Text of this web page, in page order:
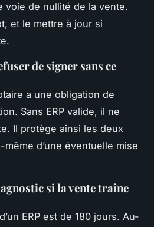
voie de nullité de la vente.
et le mettre à jour si
de signer sans ce
a une obligation de
Sans ERP valide, il ne
Il protège ainsi les deux
d’une éventuelle mise
si la vente traîne
ERP est de 180 jours. Au-